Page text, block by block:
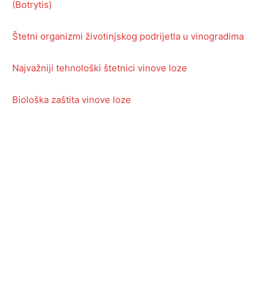
(Botrytis)
Štetni organizmi životinjskog podrijetla u vinogradima
Najvažniji tehnološki štetnici vinove loze
Biološka zaštita vinove loze